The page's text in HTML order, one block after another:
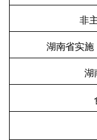
非
湖南省实施
湖